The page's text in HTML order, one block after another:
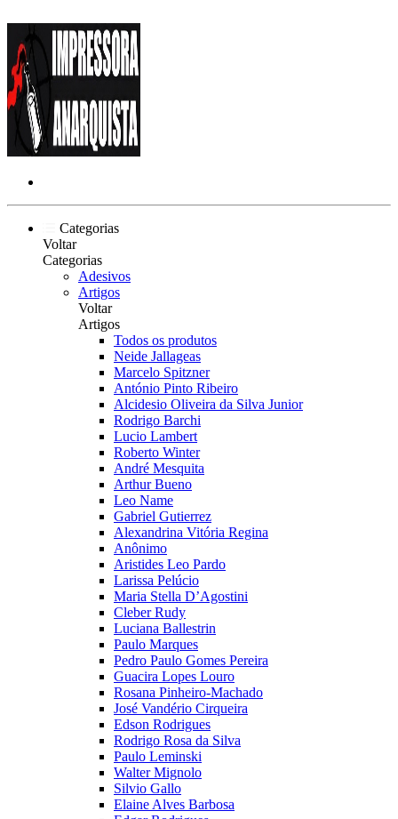
Categorias
Voltar
Categorias
Adesivos
Artigos
Voltar
Artigos
Todos os produtos
Neide Jallageas
Marcelo Spitzner
António Pinto Ribeiro
Alcidesio Oliveira da Silva Junior
Rodrigo Barchi
Lucio Lambert
Roberto Winter
André Mesquita
Arthur Bueno
Leo Name
Gabriel Gutierrez
Alexandrina Vitória Regina
Anônimo
Aristides Leo Pardo
Larissa Pelúcio
Maria Stella D’Agostini
Cleber Rudy
Luciana Ballestrin
Paulo Marques
Pedro Paulo Gomes Pereira
Guacira Lopes Louro
Rosana Pinheiro-Machado
José Vandério Cirqueira
Edson Rodrigues
Rodrigo Rosa da Silva
Paulo Leminski
Walter Mignolo
Silvio Gallo
Elaine Alves Barbosa